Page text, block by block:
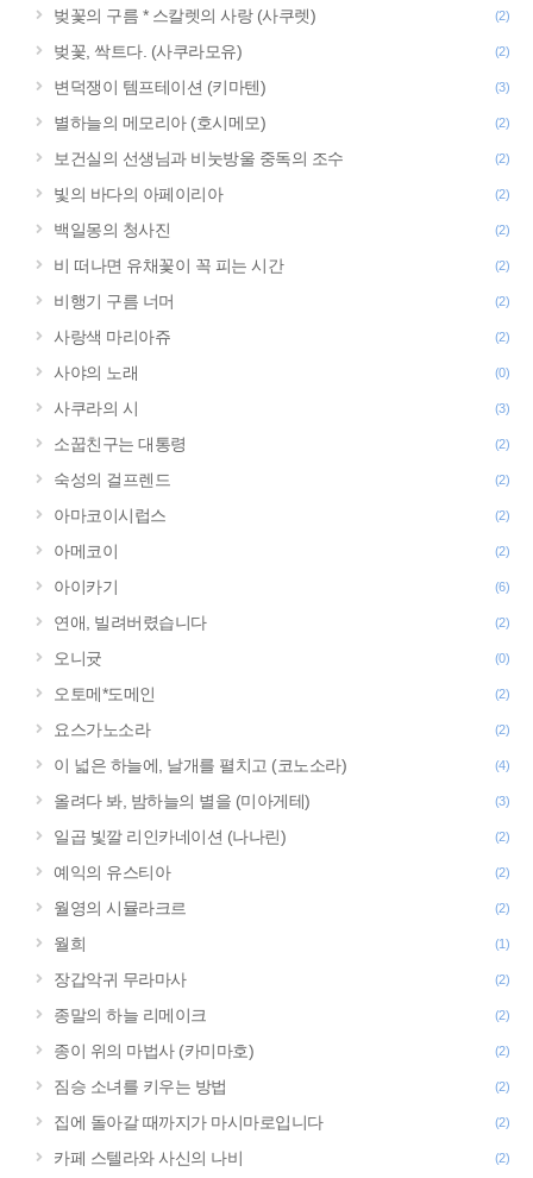
벚꽃의 구름 * 스칼렛의 사랑 (사쿠렛) (2)
벚꽃, 싹트다. (사쿠라모유) (2)
변덕쟁이 템프테이션 (키마텐) (3)
별하늘의 메모리아 (호시메모) (2)
보건실의 선생님과 비눗방울 중독의 조수 (2)
빛의 바다의 아페이리아 (2)
백일몽의 청사진 (2)
비 떠나면 유채꽃이 꼭 피는 시간 (2)
비행기 구름 너머 (2)
사랑색 마리아쥬 (2)
사야의 노래 (0)
사쿠라의 시 (3)
소꿉친구는 대통령 (2)
숙성의 걸프렌드 (2)
아마코이시럽스 (2)
아메코이 (2)
아이카기 (6)
연애, 빌려버렸습니다 (2)
오니귯 (0)
오토메*도메인 (2)
요스가노소라 (2)
이 넓은 하늘에, 날개를 펼치고 (코노소라) (4)
올려다 봐, 밤하늘의 별을 (미아게테) (3)
일곱 빛깔 리인카네이션 (나나린) (2)
예익의 유스티아 (2)
월영의 시뮬라크르 (2)
월희 (1)
장갑악귀 무라마사 (2)
종말의 하늘 리메이크 (2)
종이 위의 마법사 (카미마호) (2)
짐승 소녀를 키우는 방법 (2)
집에 돌아갈 때까지가 마시마로입니다 (2)
카페 스텔라와 사신의 나비 (2)